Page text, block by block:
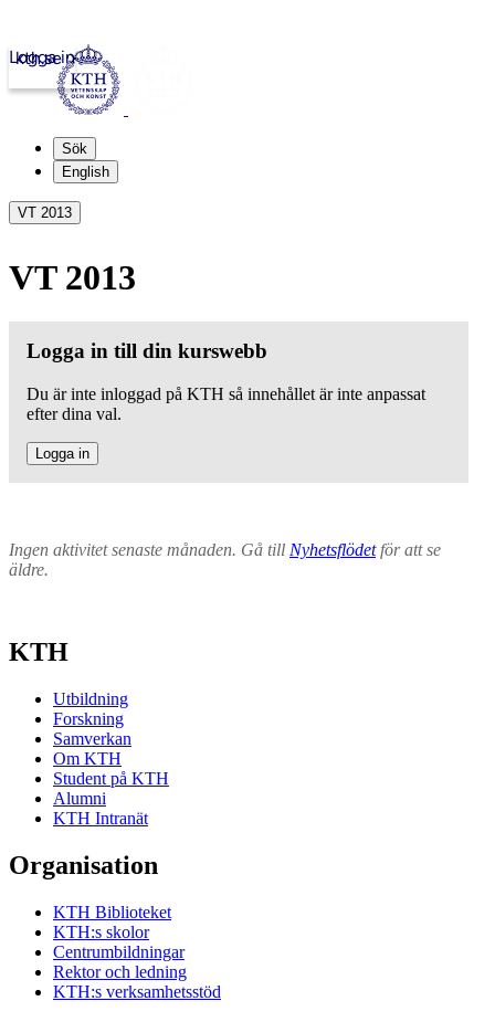
kth.se
Logga in
Sök
English
VT 2013
VT 2013
Logga in till din kurswebb
Du är inte inloggad på KTH så innehållet är inte anpassat
efter dina val.
Logga in
Ingen aktivitet senaste månaden. Gå till Nyhetsflödetför att se
äldre.
KTH
Utbildning
Forskning
Samverkan
Om KTH
Student på KTH
Alumni
KTH Intranät
Organisation
KTH Biblioteket
KTH:s skolor
Centrumbildningar
Rektor och ledning
KTH:s verksamhetsstöd